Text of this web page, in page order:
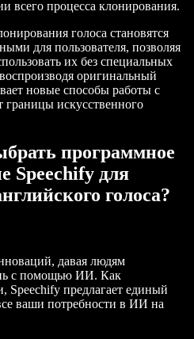
всего процесса клонирования.
голоса становятся
для пользователя, позволяя
их без специальных
оригинальный
новые способы работы с
границы искусственного
программное
Speechify для
голоса?
давая людям
с помощью ИИ. Как
Speechify предлагает единый
ваши потребности в ИИ на